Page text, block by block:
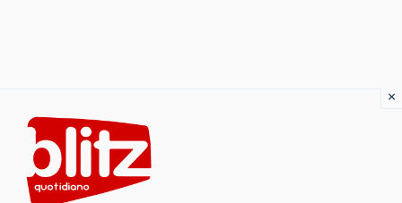
content
×